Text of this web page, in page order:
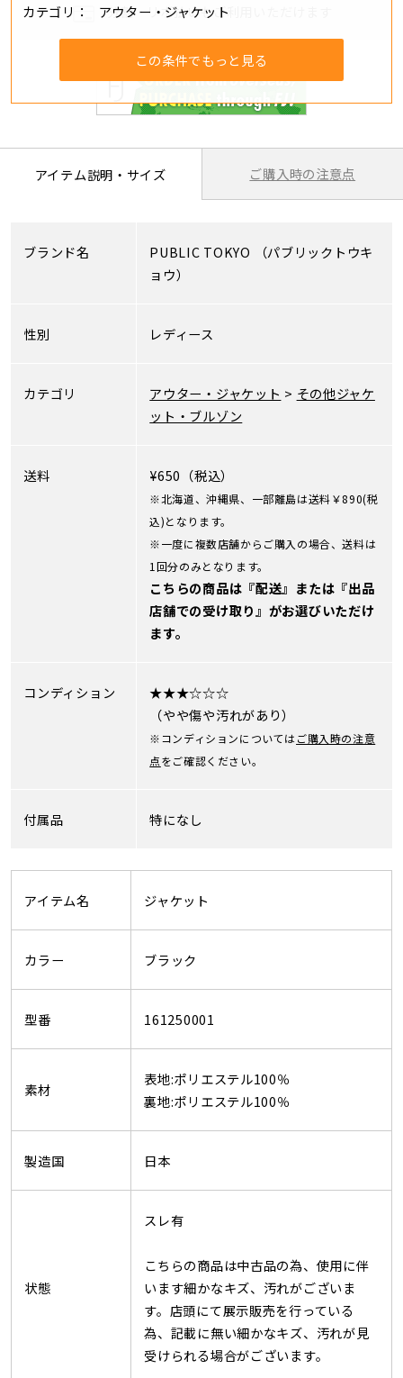
カテゴリ
アウター・ジャケット
この条件でもっと見る
分割・リボ払いもご利用いただけます
アイテム説明・サイズ ご購入時の注意点
ブランド名 PUBLIC TOKYO （パブリックトウキ
ョウ）
性別 レディース
カテゴリ アウター・ジャケット > その他ジャケ
ット・ブルゾン
送料 ¥650（税込）
※北海道、沖縄県、一部離島は送料￥890(税
込)となります。
※一度に複数店舗からご購入の場合、送料は
1回分のみとなります。
こちらの商品は『配送』または『出品
店舗での受け取り』がお選びいただけ
ます。
コンディション
★★★☆☆☆
（やや傷や汚れがあり）
※コンディションについてはご購入時の注意
点をご確認ください。
付属品 特になし
アイテム名 ジャケット
カラー ブラック
型番 161250001
素材
表地:ポリエステル100％
裏地:ポリエステル100％
製造国 日本
状態
スレ有
こちらの商品は中古品の為、使用に伴
います細かなキズ、汚れがございま
す。店頭にて展示販売を行っている
為、記載に無い細かなキズ、汚れが見
受けられる場合がございます。